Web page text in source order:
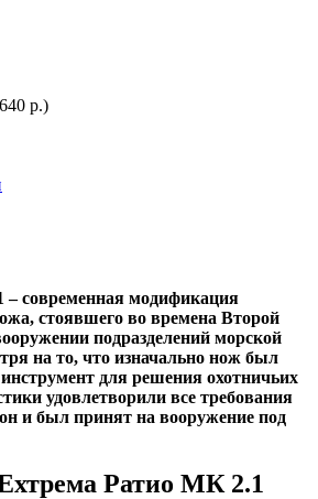
р.)
– современная модификация
стоявшего во времена Второй
подразделений морской
на то, что изначально нож был
для решения охотничьих
удовлетворили все требования
и был принят на вооружение под
Ратио МК 2.1